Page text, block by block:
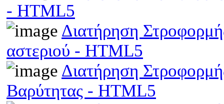
- HTML5
Διατήρηση
αστεριού - HTML5
Διατήρηση
Βαρύτητας - HTML5